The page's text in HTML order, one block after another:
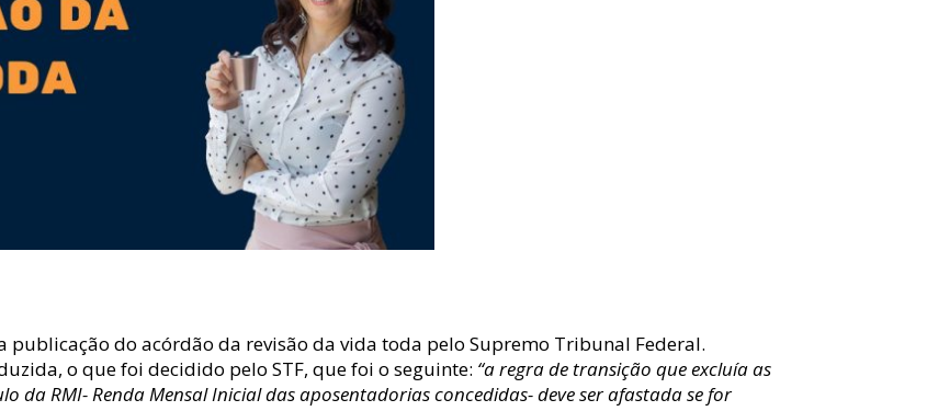
publicação do acórdão da revisão da vida toda pelo Supremo Tribunal Federal.
o que foi decidido pelo STF, que foi o seguinte: “a regra de transição que excluía as
da RMI- Renda Mensal Inicial das aposentadorias concedidas- deve ser afastada se for